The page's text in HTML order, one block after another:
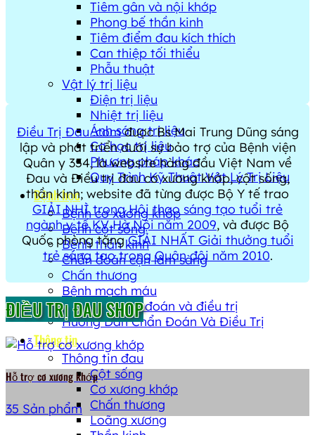
Tiêm gân và nội khớp
Phong bế thần kinh
Tiêm điểm đau kích thích
Can thiệp tối thiểu
Phẫu thuật
Vật lý trị liệu
Điện trị liệu
Nhiệt trị liệu
Ánh sáng trị liệu
Cơ học trị liệu
Phương pháp khác
Quy Trình Kỹ Thuật Vật Lý Trị Liệu
Bệnh học
Bệnh cơ xương khớp
Bệnh cột sống
Bệnh thần kinh
Chẩn đoán cận lâm sàng
Chấn thương
Bệnh mạch máu
Phác đồ chẩn đoán và điều trị
Hướng Dẫn Chẩn Đoán Và Điều Trị
Thông tin
Thông tin đau
Cột sống
Cơ xương khớp
Chấn thương
Loãng xương
Điều Trị Đau .comđược Bs Mai Trung Dũng sáng
lập và phát triển dưới sự bảo trợ của Bệnh viện
Quân y 354, là website hàng đầu Việt Nam về
Đau và Điều trị đau cơ xương khớp, cột sống,
thần kinh; website đã từng được Bộ Y tế trao
GIẢI NHÌ trong Hội thao sáng tạo tuổi trẻ
ngành y tế KV Hà Nội năm 2009, và được Bộ
Quốc phòng tặngGIẢI NHẤT Giải thưởng tuổi
trẻ sáng tạo trong Quân đội năm 2010.
ĐIỀU TRỊ ĐAU SHOP
Hỗ trợ cơ xương khớp
35 Sản phẩm